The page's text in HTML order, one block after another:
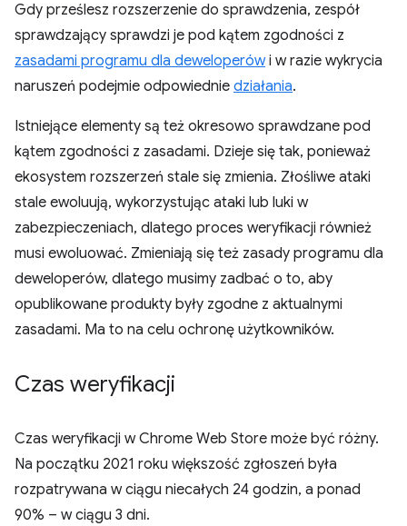
Gdy prześlesz rozszerzenie do sprawdzenia, zespół
sprawdzający sprawdzi je pod kątem zgodności z
zasadami programu dla deweloperówi w razie wykrycia
naruszeń podejmie odpowiednie działania.
Istniejące elementy są też okresowo sprawdzane pod
kątem zgodności z zasadami. Dzieje się tak, ponieważ
ekosystem rozszerzeń stale się zmienia. Złośliwe ataki
stale ewoluują, wykorzystując ataki lub luki w
zabezpieczeniach, dlatego proces weryfikacji również
musi ewoluować. Zmieniają się też zasady programu dla
deweloperów, dlatego musimy zadbać o to, aby
opublikowane produkty były zgodne z aktualnymi
zasadami. Ma to na celu ochronę użytkowników.
Czas weryfikacji
Czas weryfikacji w Chrome Web Store może być różny.
Na początku 2021 roku większość zgłoszeń była
rozpatrywana w ciągu niecałych 24 godzin, a ponad
90% – w ciągu 3 dni.